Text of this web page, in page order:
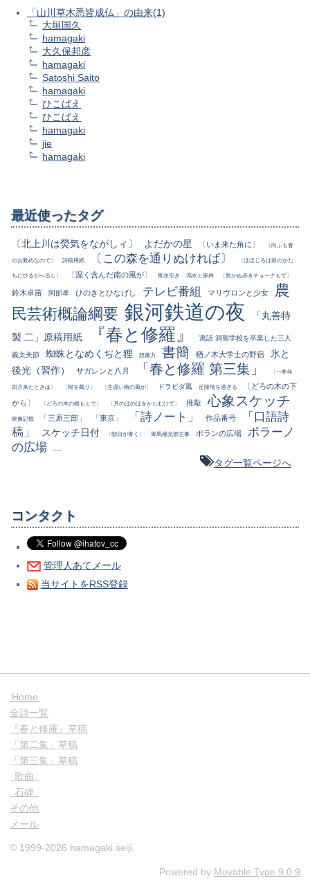
「山川草木悉皆成仏」の由来(1)
大垣国久
hamagaki
大久保邦彦
hamagaki
Satoshi Saito
hamagaki
ひこばえ
ひこばえ
hamagaki
jie
hamagaki
最近使ったタグ
〔北上川は熒気をながしィ〕 よだかの星 〔いま来た角に〕 〔向ふも春
のお勤めなので〕 詩稿用紙 〔この森を通りぬければ〕 〔ほほじろは鼓のかた
ちにひるがへるし〕 〔温く含んだ南の風が〕 夜水引き 渇水と座禅 〔乾かぬ赤きチョークもて〕
鈴木卓苗 阿部孝 ひのきとひなげし テレビ番組 マリヴロンと少女
農
民芸術概論綱要 銀河鉄道の夜
「丸善特
製 二」原稿用紙
『春と修羅』 寓話 洞熊学校を卒業した三人
義太夫節 蜘蛛となめくぢと狸 想像力 書簡 楢ノ木大学士の野宿
氷と
後光（習作）
サガレンと八月 「春と修羅 第三集」 〔一昨年
四月来たときは〕 〔根を截り〕 〔生温い南の風が〕 ドラビダ風 丘陵地を過ぎる
〔どろの木の下
から〕
〔どろの木の根もとで〕 〔月のほのほをかたむけて〕 推敲 心象スケッチ
映像記憶 「三原三部」 「東京」 「詩ノート」 作品番号
「口語詩
稿」
スケッチ日付 〔朝日が青く〕 軍馬補充部主事 ポランの広場
ポラーノ
の広場
タグ一覧ページへ
コンタクト
管理人あてメール
当サイトをRSS登録
Home
全詩一覧
『春と修羅』草稿
「第二集」草稿
「第三集」草稿
歌曲
石碑
その他
メール
© 1999-2026 hamagaki seiji.
Powered by Movable Type 9.0.9